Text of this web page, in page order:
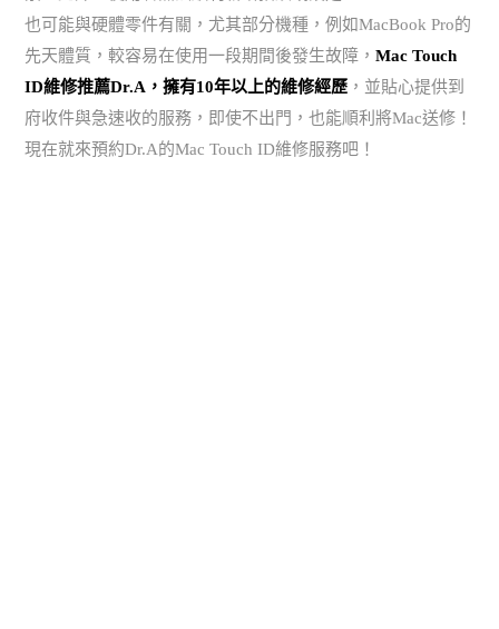
也可能與硬體零件有關，尤其部分機種，例如MacBook Pro的
先天體質，較容易在使用一段期間後發生故障，Mac Touch
ID維修推薦Dr.A，擁有10年以上的維修經歷 ，並貼心提供到
府收件與急速收的服務，即使不出門，也能順利將Mac送修！
現在就來預約Dr.A的Mac Touch ID維修服務吧！